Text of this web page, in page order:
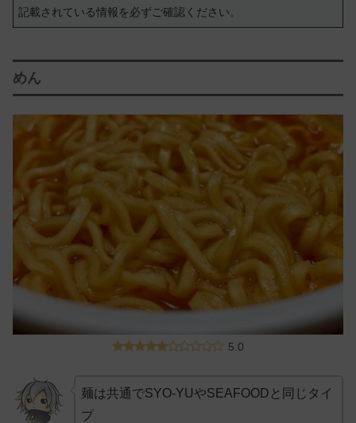
記載されている情報を必ずご確認ください。
めん
5.0
麺は共通でSYO-YUやSEAFOODと同じタイ
プ